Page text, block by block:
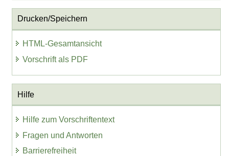
Drucken/Speichern
HTML-Gesamtansicht
Vorschrift als PDF
Hilfe
Hilfe zum Vorschriftentext
Fragen und Antworten
Barrierefreiheit